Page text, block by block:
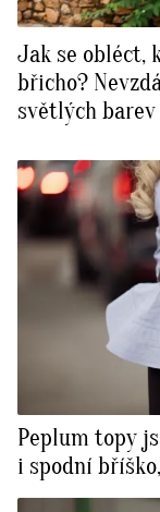
Jak se obléct,
břicho?
světlých barev
Peplum topy
i spodní